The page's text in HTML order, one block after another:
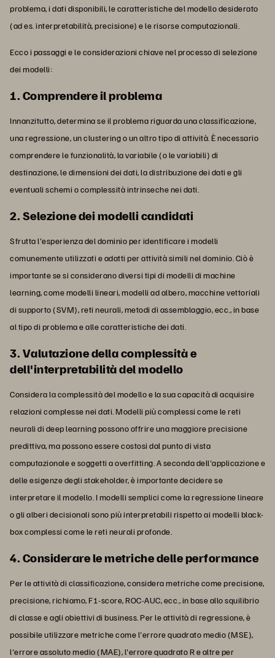
problema, i dati disponibili, le caratteristiche del modello desiderato
(ad es. interpretabilità, precisione) e le risorse computazionali.
Ecco i passaggi e le considerazioni chiave nel processo di selezione
dei modelli:
1. Comprendere il problema
Innanzitutto, determina se il problema riguarda una classificazione,
una regressione, un clustering o un altro tipo di attività. È necessario
comprendere le funzionalità, la variabile (o le variabili) di
destinazione, le dimensioni dei dati, la distribuzione dei dati e gli
eventuali schemi o complessità intrinseche nei dati.
2. Selezione dei modelli candidati
Sfrutta l'esperienza del dominio per identificare i modelli
comunemente utilizzati e adatti per attività simili nel dominio. Ciò è
importante se si considerano diversi tipi di modelli di machine
learning, come modelli lineari, modelli ad albero, macchine vettoriali
di supporto (SVM), reti neurali, metodi di assemblaggio, ecc., in base
al tipo di problema e alle caratteristiche dei dati.
3. Valutazione della complessità e
dell'interpretabilità del modello
Considera la complessità del modello e la sua capacità di acquisire
relazioni complesse nei dati. Modelli più complessi come le reti
neurali di deep learning possono offrire una maggiore precisione
predittiva, ma possono essere costosi dal punto di vista
computazionale e soggetti a overfitting. A seconda dell'applicazione e
delle esigenze degli stakeholder, è importante decidere se
interpretare il modello. I modelli semplici come la regressione lineare
o gli alberi decisionali sono più interpretabili rispetto ai modelli black-
box complessi come le reti neurali profonde.
4. Considerare le metriche delle performance
Per le attività di classificazione, considera metriche come precisione,
precisione, richiamo, F1-score, ROC-AUC, ecc., in base allo squilibrio
di classe e agli obiettivi di business. Per le attività di regressione, è
possibile utilizzare metriche come l'errore quadrato medio (MSE),
l'errore assoluto medio (MAE), l'errore quadrato R e altre per